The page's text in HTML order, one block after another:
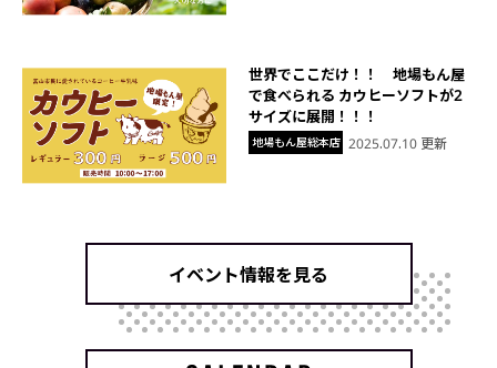
地場もん屋総本店
世界でここだけ！！ 地場もん屋
で食べられる カウヒーソフトが2
サイズに展開！！！
2025.07.10 更新
イベント情報を見る